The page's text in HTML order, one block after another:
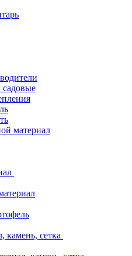
материал
камень, сетка